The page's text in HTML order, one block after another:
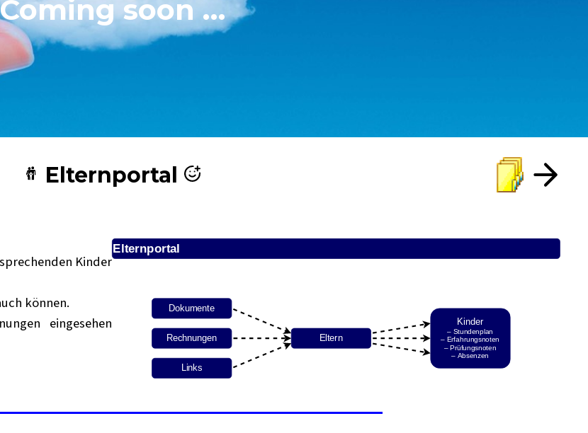
soon …
Elternportal
Kinder
können.
eingesehen
Elternportal
Rechnungen
Dokumente
Eltern
Links
Kinder
– Stundenplan
– Erfahrungsnoten
– Prüfungsnoten
– Absenzen